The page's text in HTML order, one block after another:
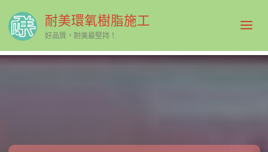
耐美環氧樹脂施工
好品質，耐美最堅持！